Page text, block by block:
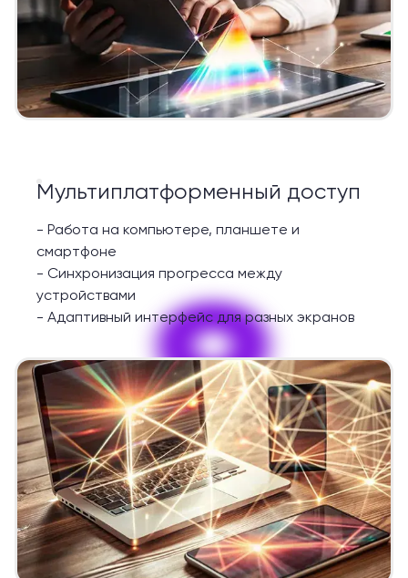
9
Мультиплатформенный доступ
- Работа на компьютере, планшете и
смартфоне
- Синхронизация прогресса между
устройствами
- Адаптивный интерфейс для разных экранов